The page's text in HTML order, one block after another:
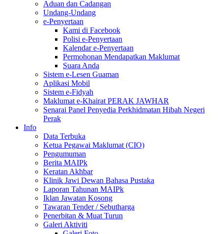
Aduan dan Cadangan
Undang-Undang
e-Penyertaan
Kami di Facebook
Polisi e-Penyertaan
Kalendar e-Penyertaan
Permohonan Mendapatkan Maklumat
Suara Anda
Sistem e-Lesen Guaman
Aplikasi Mobil
Sistem e-Fidyah
Maklumat e-Khairat PERAK JAWHAR
Senarai Panel Penyedia Perkhidmatan Hibah Negeri
Perak
Info
Data Terbuka
Ketua Pegawai Maklumat (CIO)
Pengumuman
Berita MAIPk
Keratan Akhbar
Klinik Jawi Dewan Bahasa Pustaka
Laporan Tahunan MAIPk
Iklan Jawatan Kosong
Tawaran Tender / Sebutharga
Penerbitan & Muat Turun
Galeri Aktiviti